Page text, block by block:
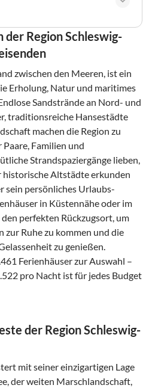
Region Schleswig-
zwischen den Meeren, ist ein
Erholung, Natur und maritimes
Sandstrände an Nord- und
traditionsreiche Hansestädte
machen die Region zu
Familien und
Strandspaziergänge lieben,
historische Altstädte erkunden
sein persönliches Urlaubs-
in Küstennähe oder im
perfekten Rückzugsort, um
zur Ruhe zu kommen und die
zu genießen.
Ferienhäuser zur Auswahl –
pro Nacht ist für jedes Budget
der Region Schleswig-
mit seiner einzigartigen Lage
der weiten Marschlandschaft,